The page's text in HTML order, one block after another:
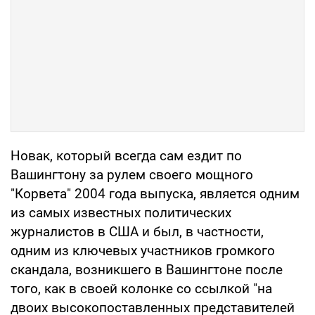
Новак, который всегда сам ездит по
Вашингтону за рулем своего мощного
"Корвета" 2004 года выпуска, является одним
из самых известных политических
журналистов в США и был, в частности,
одним из ключевых участников громкого
скандала, возникшего в Вашингтоне после
того, как в своей колонке со ссылкой "на
двоих высокопоставленных представителей